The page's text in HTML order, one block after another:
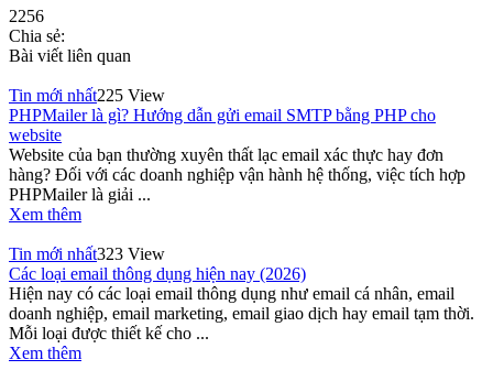
2256
Chia sẻ:
Bài viết liên quan
Tin mới nhất225 View
PHPMailer là gì? Hướng dẫn gửi email SMTP bằng PHP cho
website
Website của bạn thường xuyên thất lạc email xác thực hay đơn
hàng? Đối với các doanh nghiệp vận hành hệ thống, việc tích hợp
PHPMailer là giải ...
Xem thêm
Tin mới nhất323 View
Các loại email thông dụng hiện nay (2026)
Hiện nay có các loại email thông dụng như email cá nhân, email
doanh nghiệp, email marketing, email giao dịch hay email tạm thời.
Mỗi loại được thiết kế cho ...
Xem thêm